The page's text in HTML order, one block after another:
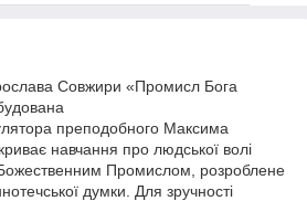
Совжири «Промисл Бога
преподобного Максима
навчання про людської волі
Промислом, розроблене
думки. Для зручності